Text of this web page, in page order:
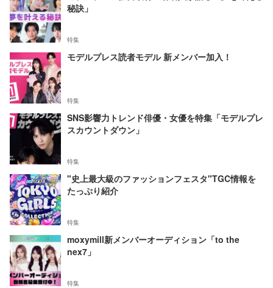
秘訣」
特集
モデルプレス読者モデル 新メンバー加入！
特集
SNS影響力トレンド俳優・女優を特集「モデルプレ
スカウントダウン」
特集
"史上最大級のファッションフェスタ"TGC情報を
たっぷり紹介
特集
moxymill新メンバーオーディション「to the
nex7」
特集